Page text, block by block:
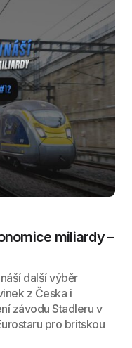
miliardy –
další výběr
z Česka i
závodu Stadleru v
pro britskou